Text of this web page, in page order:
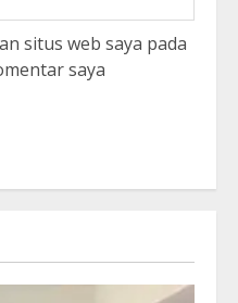
situs web saya pada
saya